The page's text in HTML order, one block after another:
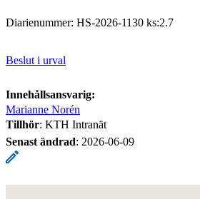
Diarienummer: HS-2026-1130 ks:2.7
Beslut i urval
Innehållsansvarig:
Marianne Norén
Tillhör: KTH Intranät
Senast ändrad: 2026-06-09